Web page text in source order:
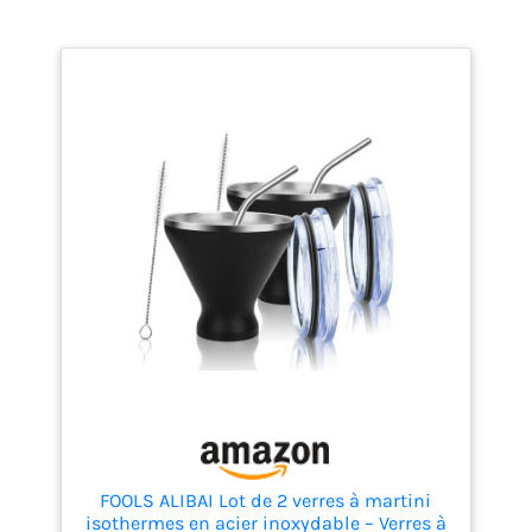
prêts à vous servir et à
servir toute votre fête
Conçus pour durer avec
des détails spéciaux : nos
verres à martini sans pied
utilisent de l'acier
inoxydable de qualité
alimentaire qui est isolé
sous vide dans un design
à double paroi. Les mains
boissons restent glacées
à l'intérieur. Pas besoin de
congeler au préalable : il
suffit de verser des
appréciés aux
idéal, il réchauffe le
contenu d'un degré par
minute. Prenez votre
temps à boire dans nos
verres élégants, car ils
gardent les cocktails à des
températures inférieures
au point de congélation
jusqu'à la toute dernière
boissons mélangées : son
look beau et robuste ne
fait qu'une partie de son
attrait : la construction à
FOOLS ALIBAI Lot de 2 verres à martini
isothermes en acier inoxydable – Verres à